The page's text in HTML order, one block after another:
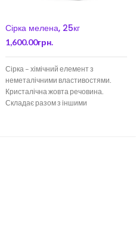
Сірка мелена, 25кг
1,600.00грн.
Сірка – хімічний елемент з
неметалічними властивостями.
Кристалічна жовта речовина.
Складає разом з іншими